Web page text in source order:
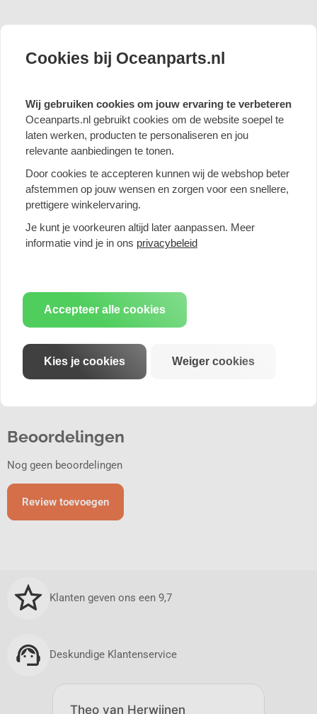
Simons universele Demper Turbo 76, ovaal 140/220 mm, lengte
Simons staat voor Zweedse kwaliteit tegen een scherpe prijs.
Alle Simons uitlaten en uitlaatdelen worden volgens de hoogste
kwaliteitsstandaard vervaardigt.
Mocht je vragen hebben neem dan gerust contact met ons
info@oceanparts.nl
Productspecificatie
76mm (3,00 inch)
Type materiaal
Beoordelingen
Nog geen beoordelingen
Review toevoegen
Klanten geven ons een 9,7
Deskundige Klantenservice
Cookies bij Oceanparts.nl
Wij gebruiken cookies om jouw ervaring te verbeteren
Oceanparts.nl gebruikt cookies om de website soepel te
laten werken, producten te personaliseren en jou
relevante aanbiedingen te tonen.
Door cookies te accepteren kunnen wij de webshop beter
afstemmen op jouw wensen en zorgen voor een snellere,
prettigere winkelervaring.
Je kunt je voorkeuren altijd later aanpassen. Meer
informatie vind je in ons privacybeleid
Accepteer alle cookies
Kies je cookies Weiger cookies